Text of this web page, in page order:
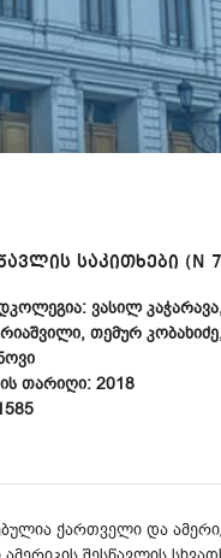
საკითხები (N
ᲕᲐᲡᲘᲚ
ᲗᲔᲛᲣᲠ
ᲗᲐᲠᲘᲦᲘ: 2018
ქართველი და